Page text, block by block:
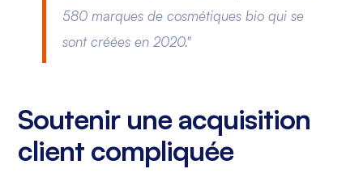
580 marques de cosmétiques bio qui se
sont créées en 2020."
Soutenir une acquisition
client compliquée